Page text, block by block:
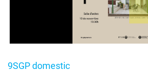
9SGP domestic